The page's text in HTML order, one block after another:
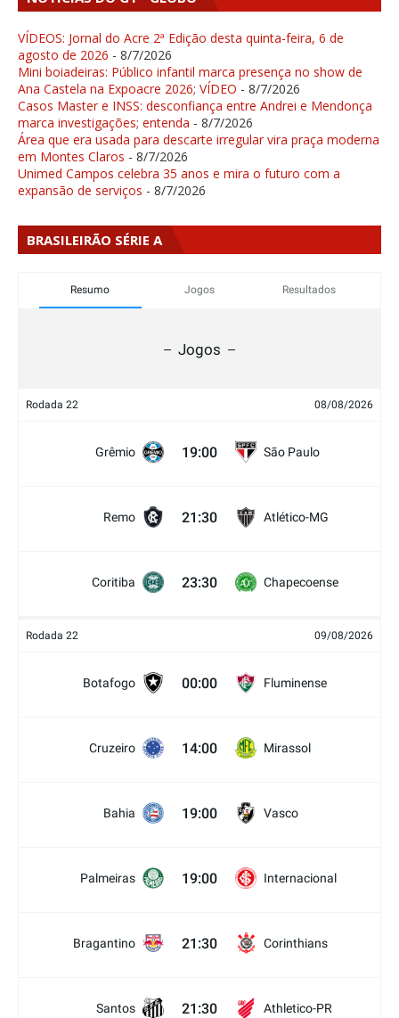
VÍDEOS: Jornal do Acre 2ª Edição desta quinta-feira, 6 de
agosto de 2026 - 8/7/2026
Mini boiadeiras: Público infantil marca presença no show de
Ana Castela na Expoacre 2026; VÍDEO - 8/7/2026
Casos Master e INSS: desconfiança entre Andrei e Mendonça
marca investigações; entenda - 8/7/2026
Área que era usada para descarte irregular vira praça moderna
em Montes Claros - 8/7/2026
Unimed Campos celebra 35 anos e mira o futuro com a
expansão de serviços - 8/7/2026
BRASILEIRÃO SÉRIE A
Resumo Jogos Resultados
Jogos
Rodada 22 08/08/2026
Grêmio 19:00 São Paulo
Remo 21:30 Atlético-MG
Coritiba 23:30 Chapecoense
Rodada 22 09/08/2026
Botafogo 00:00 Fluminense
Cruzeiro 14:00 Mirassol
Bahia 19:00 Vasco
Palmeiras 19:00 Internacional
Bragantino 21:30 Corinthians
Santos 21:30 Athletico-PR